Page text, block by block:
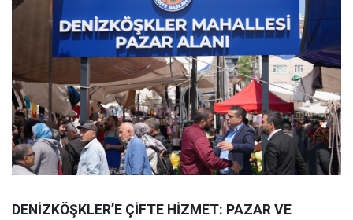
DENİZKÖŞKLER’E ÇİFTE HİZMET: PAZAR VE